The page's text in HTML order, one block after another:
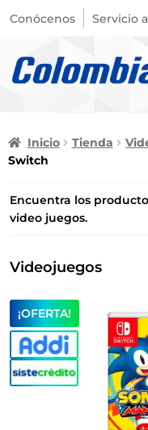
Conócenos Servicio
Inicio Tienda
Switch
Encuentra los
video juegos.
Videojuegos
¡OFERTA!